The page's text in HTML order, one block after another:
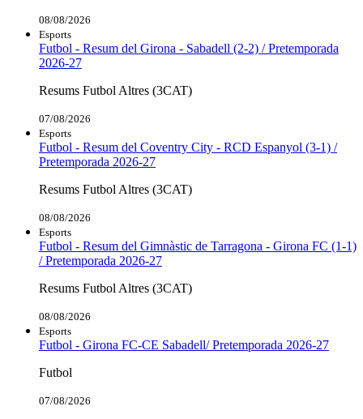
08/08/2026
Esports
Futbol - Resum del Girona - Sabadell (2-2) / Pretemporada
2026-27
Resums Futbol Altres (3CAT)
07/08/2026
Esports
Futbol - Resum del Coventry City - RCD Espanyol (3-1) /
Pretemporada 2026-27
Resums Futbol Altres (3CAT)
08/08/2026
Esports
Futbol - Resum del Gimnàstic de Tarragona - Girona FC (1-1)
/ Pretemporada 2026-27
Resums Futbol Altres (3CAT)
08/08/2026
Esports
Futbol - Girona FC-CE Sabadell/ Pretemporada 2026-27
Futbol
07/08/2026